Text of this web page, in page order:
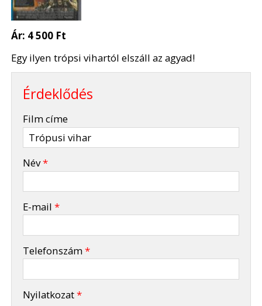
Ár: 4 500 Ft
Egy ilyen trópsi vihartól elszáll az agyad!
Érdeklődés
Film címe
Név*
E-mail*
Telefonszám*
Nyilatkozat*